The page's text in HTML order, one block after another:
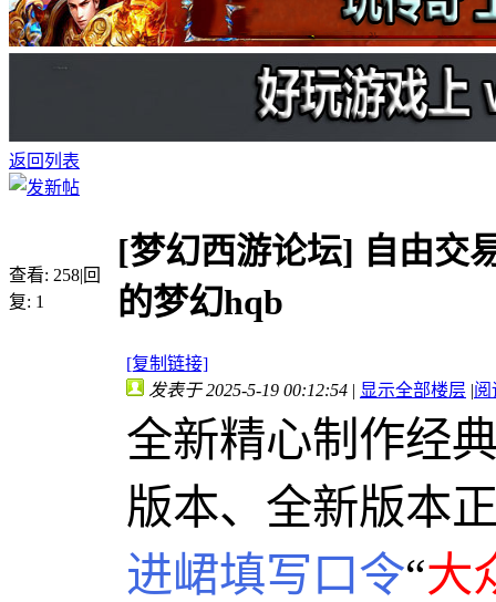
返回列表
查看: 258|回
复: 1
[梦幻西游论坛] 自由交
的梦幻hqb
[复制链接]
发表于 2025-5-19 00:12:54 | 显示全部楼层 |阅
全新精心制作经
版本、全新版本
进峮填写口令“大